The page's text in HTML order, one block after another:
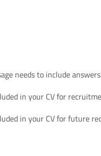
needs to include
in your CV for
in your CV for future